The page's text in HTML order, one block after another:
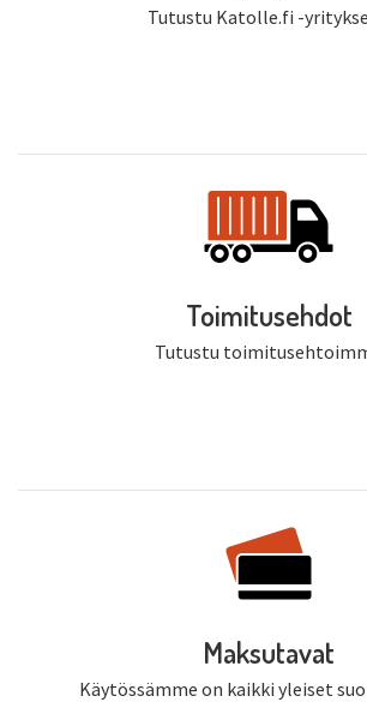
Tutustu Katolle.fi -
Toimitusehdot
Tutustu
Maksutavat
Käytössämme on kaikki yleiset